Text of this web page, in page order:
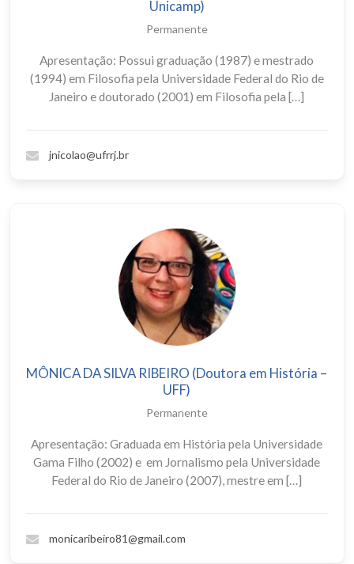
Unicamp)
Permanente
Apresentação: Possui graduação (1987) e mestrado
(1994) em Filosofia pela Universidade Federal do Rio de
Janeiro e doutorado (2001) em Filosofia pela […]
jnicolao@ufrrj.br
MÔNICA DA SILVA RIBEIRO (Doutora em História –
UFF)
Permanente
Apresentação: Graduada em História pela Universidade
Gama Filho (2002) e em Jornalismo pela Universidade
Federal do Rio de Janeiro (2007), mestre em […]
monicaribeiro81@gmail.com